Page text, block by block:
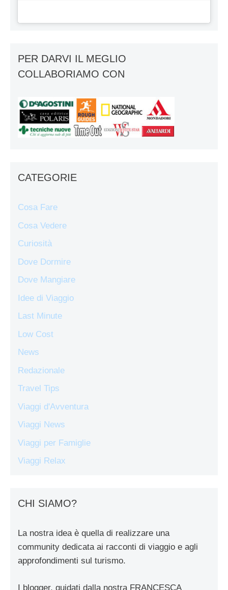
PER DARVI IL MEGLIO
COLLABORIAMO CON
CATEGORIE
Cosa Fare
Cosa Vedere
Curiosità
Dove Dormire
Dove Mangiare
Idee di Viaggio
Last Minute
Low Cost
News
Redazionale
Travel Tips
Viaggi d'Avventura
Viaggi News
Viaggi per Famiglie
Viaggi Relax
CHI SIAMO?
La nostra idea è quella di realizzare una
community dedicata ai racconti di viaggio e agli
approfondimenti sul turismo.
I blogger, guidati dalla nostra FRANCESCA